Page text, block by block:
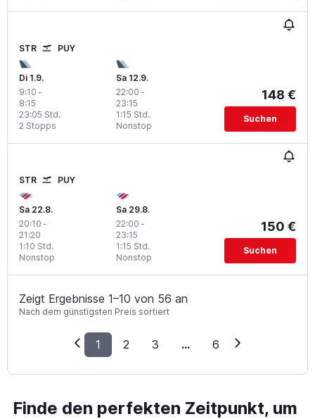
STR PUY
Di 1.9.
9:10 -
8:15
2 Stopps
23:05 Std.
Sa 12.9.
22:00 -
23:15
Nonstop
1:15 Std.
148 €
Suchen
STR PUY
Sa 22.8.
20:10 -
21:20
Nonstop
1:10 Std.
Sa 29.8.
22:00 -
23:15
Nonstop
1:15 Std.
150 €
Suchen
Zeigt Ergebnisse 1–10 von 56 an
Nach dem günstigsten Preis sortiert
1 2 3 ... 6
Finde den perfekten Zeitpunkt, um